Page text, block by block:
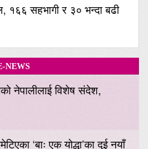
सहभागी र ३० भन्दा बढी
NEWS
नेपालीलाई विशेष संदेश,
‘बाः एक योद्धा’का दुई नयाँ